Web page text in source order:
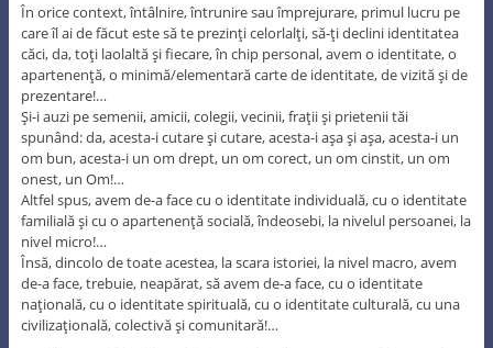
În orice context, întâlnire, întrunire sau împrejurare, primul lucru pe
care îl ai de făcut este să te prezinţi celorlalţi, să-ţi declini identitatea
căci, da, toţi laolaltă şi fiecare, în chip personal, avem o identitate, o
apartenenţă, o minimă/elementară carte de identitate, de vizită şi de
prezentare!…
Şi-i auzi pe semenii, amicii, colegii, vecinii, fraţii şi prietenii tăi
spunând: da, acesta-i cutare şi cutare, acesta-i aşa şi aşa, acesta-i un
om bun, acesta-i un om drept, un om corect, un om cinstit, un om
onest, un Om!…
Altfel spus, avem de-a face cu o identitate individuală, cu o identitate
familială şi cu o apartenenţă socială, îndeosebi, la nivelul persoanei, la
nivel micro!…
Însă, dincolo de toate acestea, la scara istoriei, la nivel macro, avem
de-a face, trebuie, neapărat, să avem de-a face, cu o identitate
naţională, cu o identitate spirituală, cu o identitate culturală, cu una
civilizaţională, colectivă şi comunitară!…